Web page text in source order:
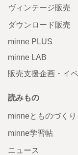
ヴィンテージ販売
ダウンロード販売
minne PLUS
minne LAB
販売支援企画・イ
読みもの
minneとものづくり
minne学習帖
ニュース